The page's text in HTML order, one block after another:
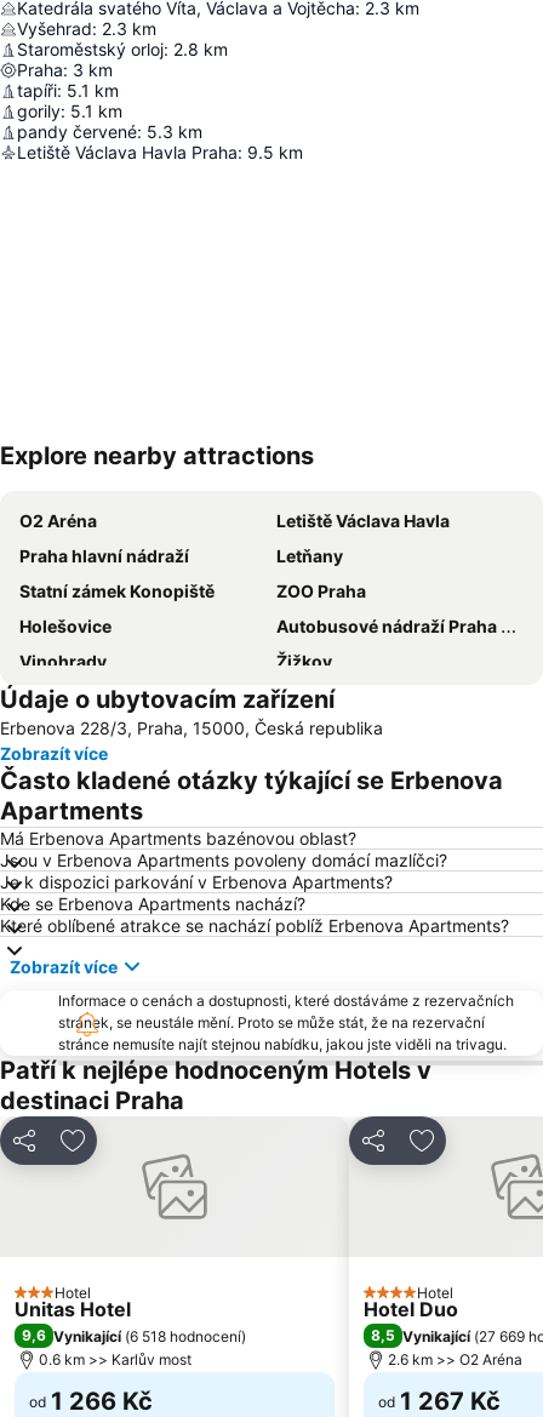
Katedrála svatého Víta, Václava a Vojtěcha: 2.3 km
Vyšehrad: 2.3 km
Staroměstský orloj: 2.8 km
Praha: 3 km
tapíři: 5.1 km
gorily: 5.1 km
pandy červené: 5.3 km
Letiště Václava Havla Praha: 9.5 km
Explore nearby attractions
O2 Aréna
Letiště Václava Havla
Praha hlavní nádraží
Letňany
Statní zámek Konopiště
ZOO Praha
Holešovice
Autobusové nádraží Praha Florenc
Vinohrady
Žižkov
Vršovice
Výstaviště Praha - Holešovice
Chodov
Smíchov
Václavské náměstí
Na Kampě
Horní Počernice
Televizní věž Žižkov
Dejvice
Hostivař
Zličín
Modřany
Old Town Square
Zbraslav
Karlovo náměstí
Suchdol
Vyšehrad
Malá Strana
Stanice metra Anděl
Troja
Strašnice
Tančící dům
Řepy
Nemocnice Motol Metro Station
Radotín
Libuš
Kunratice
Centrum Černý Most
Údaje o ubytovacím zařízení
Erbenova 228/3, Praha, 15000, Česká republika
Zobrazít více
Často kladené otázky týkající se Erbenova
Apartments
Má Erbenova Apartments bazénovou oblast?
Jsou v Erbenova Apartments povoleny domácí mazlíčci?
Je k dispozici parkování v Erbenova Apartments?
Kde se Erbenova Apartments nachází?
Které oblíbené atrakce se nachází poblíž Erbenova Apartments?
Zobrazít více
Informace o cenách a dostupnosti, které dostáváme z rezervačních
stránek, se neustále mění. Proto se může stát, že na rezervační
stránce nemusíte najít stejnou nabídku, jakou jste viděli na trivagu.
Patří k nejlépe hodnoceným Hotels v
destinaci Praha
Sdílet Přidat na seznam oblíbených hotelů
3 Počet hvězdiček
Hotel
Unitas Hotel
9,6 Vynikající (6 518 hodnocení)
0.6 km >> Karlův most
od 1 266 Kč
Sdílet Přidat na
4 Počet hvězdiček
Hotel
Hotel Duo
8,5 Vynikající (27 669
2.6 km >> O2 Aréna
od 1 267 Kč